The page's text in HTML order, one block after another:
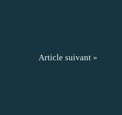
Article suivant »